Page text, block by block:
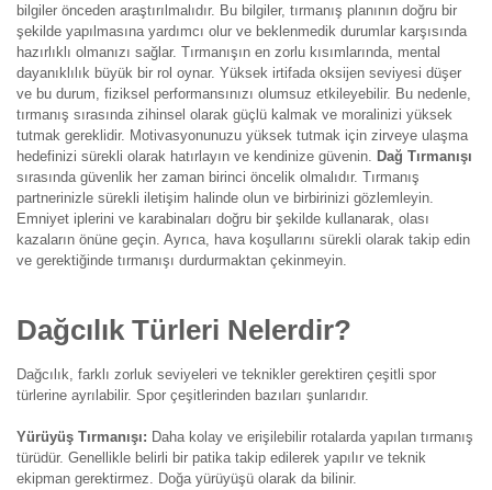
bilgiler önceden araştırılmalıdır. Bu bilgiler, tırmanış planının doğru bir
şekilde yapılmasına yardımcı olur ve beklenmedik durumlar karşısında
hazırlıklı olmanızı sağlar. Tırmanışın en zorlu kısımlarında, mental
dayanıklılık büyük bir rol oynar. Yüksek irtifada oksijen seviyesi düşer
ve bu durum, fiziksel performansınızı olumsuz etkileyebilir. Bu nedenle,
tırmanış sırasında zihinsel olarak güçlü kalmak ve moralinizi yüksek
tutmak gereklidir. Motivasyonunuzu yüksek tutmak için zirveye ulaşma
hedefinizi sürekli olarak hatırlayın ve kendinize güvenin. Dağ Tırmanışı
sırasında güvenlik her zaman birinci öncelik olmalıdır. Tırmanış
partnerinizle sürekli iletişim halinde olun ve birbirinizi gözlemleyin.
Emniyet iplerini ve karabinaları doğru bir şekilde kullanarak, olası
kazaların önüne geçin. Ayrıca, hava koşullarını sürekli olarak takip edin
ve gerektiğinde tırmanışı durdurmaktan çekinmeyin.
Dağcılık Türleri Nelerdir?
Dağcılık, farklı zorluk seviyeleri ve teknikler gerektiren çeşitli spor
türlerine ayrılabilir. Spor çeşitlerinden bazıları şunlarıdır.
Yürüyüş Tırmanışı: Daha kolay ve erişilebilir rotalarda yapılan tırmanış
türüdür. Genellikle belirli bir patika takip edilerek yapılır ve teknik
ekipman gerektirmez. Doğa yürüyüşü olarak da bilinir.